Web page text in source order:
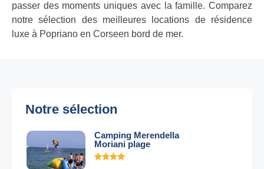
passer des moments uniques avec la famille. Comparez
notre sélection des meilleures locations de résidence
luxe à Popriano en Corseen bord de mer.
Notre sélection
Camping Merendella
Moriani plage